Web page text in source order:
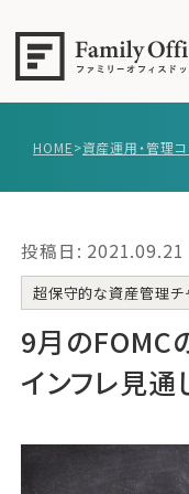
事例紹介
エキスパー
無料講座
コラム
無料ご相
HOME>資産運用・管理
投稿日: 2021.09.21
超保守的な資産管理チ
9月のFOMC
インフレ見通